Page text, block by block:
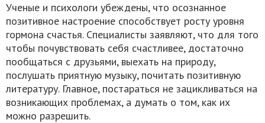
Ученые и психологи убеждены, что осознанное
позитивное настроение способствует росту уровня
гормона счастья. Специалисты заявляют, что для того
чтобы почувствовать себя счастливее, достаточно
пообщаться с друзьями, выехать на природу,
послушать приятную музыку, почитать позитивную
литературу. Главное, постараться не зацикливаться на
возникающих проблемах, а думать о том, как их
можно разрешить.